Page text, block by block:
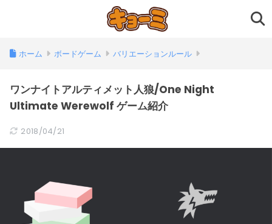
ホーム ボードゲーム バリエーションルール
ワンナイトアルティメット人狼/One Night
Ultimate Werewolf ゲーム紹介
2018/04/21